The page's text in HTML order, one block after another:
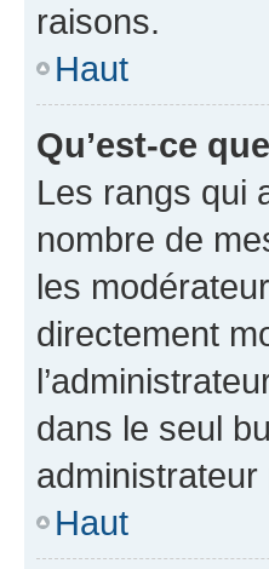
raisons.
Haut
Qu’est-ce
Les rangs qui
nombre de
les
directement
dans le seul
Haut